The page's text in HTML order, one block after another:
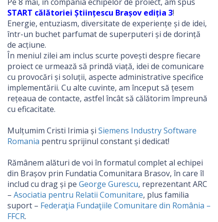
START călătoriei Științescu Brașov ediția 3!
Energie, entuziasm, diversitate de experiențe și de idei,
într-un buchet parfumat de superputeri și de dorință
de acțiune.
În meniul zilei am inclus scurte povești despre fiecare
proiect ce urmează să prindă viață, idei de comunicare
cu provocări și soluții, aspecte administrative specifice
implementării. Cu alte cuvinte, am început să țesem
rețeaua de contacte, astfel încât să călătorim împreună
cu eficacitate.
Mulțumim Cristi Irimia și Siemens Industry Software
Romania pentru sprijinul constant și dedicat!
Rămânem alături de voi în formatul complet al echipei
din Brașov prin Fundatia Comunitara Brasov, în care îl
includ cu drag și pe George Gurescu, reprezentant ARC
– Asociatia pentru Relatii Comunitare, plus familia
suport – Federaţia Fundaţiile Comunitare din România –
FFCR.